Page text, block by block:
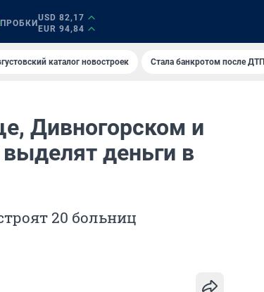
ПРОБКИ
USD 82,17
EUR 94,84
каталог новостроек Стала банкротом после ДТП
Дивногорском и
деньги в
20 больниц